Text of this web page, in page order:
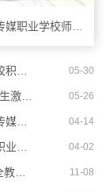
05-30
05-26
04-14
04-02
11-08